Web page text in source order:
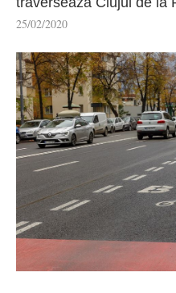
25/02/2020